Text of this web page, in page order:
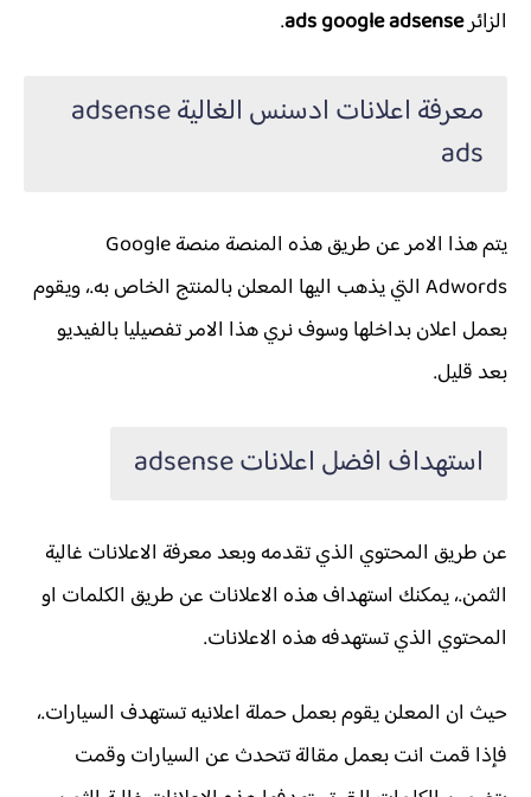
الزائرads google adsense
.
معرفة اعلانات ادسنس الغالية adsense
ads
يتم هذا الامر عن طريق هذه المنصة منصة Google
Adwords التي يذهب اليها المعلن بالمنتج الخاص به.، ويقوم
بعمل اعلان بداخلها وسوف نري هذا الامر تفصيليا بالفيديو
بعد قليل.
استهداف افضل اعلانات adsense
عن طريق المحتوي الذي تقدمه وبعد معرفة الاعلانات غالية
الثمن.، يمكنك استهداف هذه الاعلانات عن طريق الكلمات او
المحتوي الذي تستهدفه هذه الاعلانات.
حيث ان المعلن يقوم بعمل حملة اعلانيه تستهدف السيارات.،
فإذا قمت انت بعمل مقالة تتحدث عن السيارات وقمت